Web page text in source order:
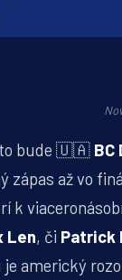
to bude 🇺🇦 BC
zápas až vo
k
Len, či Patrick
americký